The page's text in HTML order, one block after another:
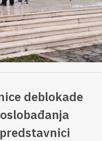
deblokade